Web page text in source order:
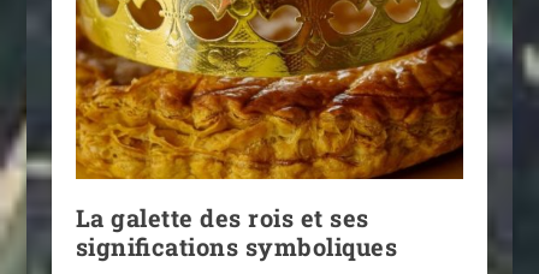
La galette des rois et ses
significations symboliques